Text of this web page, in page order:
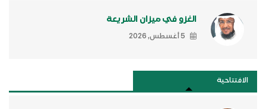
الغزو في ميزان الشريعة
5 أغسطس, 2026
الافتتاحية